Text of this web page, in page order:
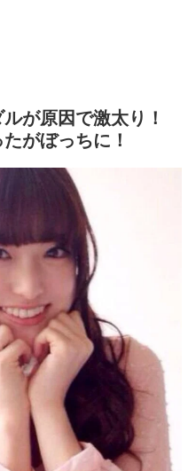
が原因で激太り！
がぼっちに！